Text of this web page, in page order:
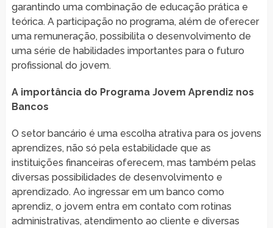
garantindo uma combinação de educação prática e
teórica. A participação no programa, além de oferecer
uma remuneração, possibilita o desenvolvimento de
uma série de habilidades importantes para o futuro
profissional do jovem.
A importância do Programa Jovem Aprendiz nos
Bancos
O setor bancário é uma escolha atrativa para os jovens
aprendizes, não só pela estabilidade que as
instituições financeiras oferecem, mas também pelas
diversas possibilidades de desenvolvimento e
aprendizado. Ao ingressar em um banco como
aprendiz, o jovem entra em contato com rotinas
administrativas, atendimento ao cliente e diversas